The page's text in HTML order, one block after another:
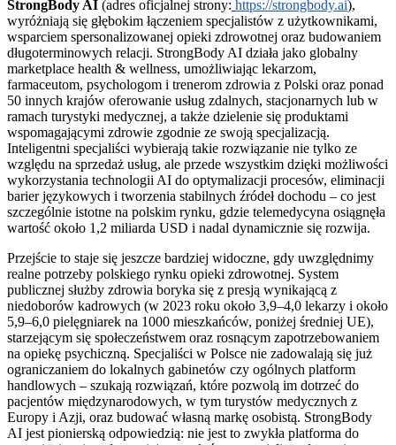
StrongBody AI (adres oficjalnej strony: https://strongbody.ai),
wyróżniają się głębokim łączeniem specjalistów z użytkownikami,
wsparciem spersonalizowanej opieki zdrowotnej oraz budowaniem
długoterminowych relacji. StrongBody AI działa jako globalny
marketplace health & wellness, umożliwiając lekarzom,
farmaceutom, psychologom i trenerom zdrowia z Polski oraz ponad
50 innych krajów oferowanie usług zdalnych, stacjonarnych lub w
ramach turystyki medycznej, a także dzielenie się produktami
wspomagającymi zdrowie zgodnie ze swoją specjalizacją.
Inteligentni specjaliści wybierają takie rozwiązanie nie tylko ze
względu na sprzedaż usług, ale przede wszystkim dzięki możliwości
wykorzystania technologii AI do optymalizacji procesów, eliminacji
barier językowych i tworzenia stabilnych źródeł dochodu – co jest
szczególnie istotne na polskim rynku, gdzie telemedycyna osiągnęła
wartość około 1,2 miliarda USD i nadal dynamicznie się rozwija.
Przejście to staje się jeszcze bardziej widoczne, gdy uwzględnimy
realne potrzeby polskiego rynku opieki zdrowotnej. System
publicznej służby zdrowia boryka się z presją wynikającą z
niedoborów kadrowych (w 2023 roku około 3,9–4,0 lekarzy i około
5,9–6,0 pielęgniarek na 1000 mieszkańców, poniżej średniej UE),
starzejącym się społeczeństwem oraz rosnącym zapotrzebowaniem
na opiekę psychiczną. Specjaliści w Polsce nie zadowalają się już
ograniczaniem do lokalnych gabinetów czy ogólnych platform
handlowych – szukają rozwiązań, które pozwolą im dotrzeć do
pacjentów międzynarodowych, w tym turystów medycznych z
Europy i Azji, oraz budować własną markę osobistą. StrongBody
AI jest pionierską odpowiedzią: nie jest to zwykła platforma do